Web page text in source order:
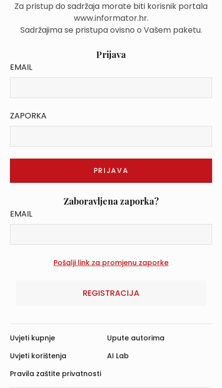
Za pristup do sadržaja morate biti korisnik portala
www.informator.hr.
Sadržajima se pristupa ovisno o Vašem paketu.
Prijava
EMAIL
ZAPORKA
Zaboravljena zaporka?
EMAIL
REGISTRACIJA
Uvjeti kupnje
Uvjeti korištenja
Pravila zaštite privatnosti
Upute autorima
AI Lab